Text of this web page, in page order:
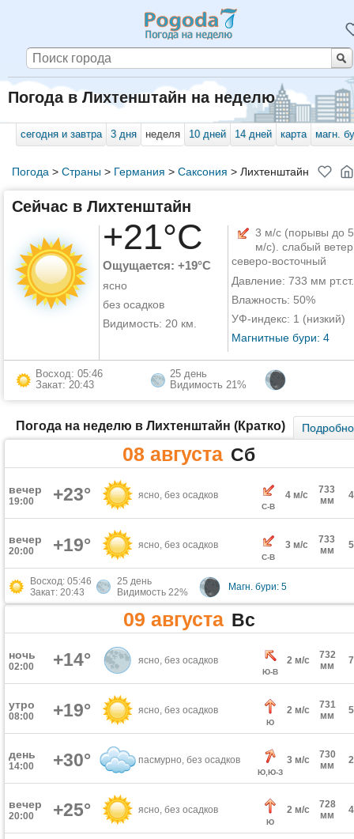
Погода в Лихтенштайн на неделю
сегодня и завтра 3 дня неделя 10 дней 14 дней карта магн.
Погода > Страны> Германия > Саксония > Лихтенштайн
Сейчас в Лихтенштайн
+21°C
Ощущается: +19°C
ясно
без осадков
Видимость: 20 км.
3 м/с (порывы до 5
м/с). слабый
северо-восточный
Давление: 733 мм рт.ст.
Влажность: 50%
УФ-индекс: 1 (низкий)
Магнитные бури: 4
Восход: 05:46
Закат: 20:43
25 день
Видимость 21%
Погода на неделю в Лихтенштайн (Кратко) Подробно
08 августа Сб
вечер
19:00 +23° ясно, без осадков
С-В
4 м/с
733
мм
вечер
20:00 +19° ясно, без осадков
С-В
3 м/с
733
мм
Восход: 05:46
Закат: 20:43
25 день
Видимость 22%
Магн. бури: 5
09 августа Вс
ночь
02:00 +14° ясно, без осадков
Ю-В
2 м/с
732
мм
утро
08:00 +19° ясно, без осадков
Ю
2 м/с
731
мм
день
14:00 +30° пасмурно, без осадков
Ю,Ю-З
3 м/с
730
мм
вечер
20:00 +25° ясно, без осадков
Ю
2 м/с
728
мм